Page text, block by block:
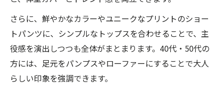
さらに、鮮やかなカラーやユニークなプリントのショー
トパンツに、シンプルなトップスを合わせることで、主
役感を演出しつつも全体がまとまります。40代・50代の
方には、足元をパンプスやローファーにすることで大人
らしい印象を強調できます。